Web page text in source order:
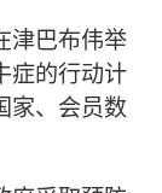
津巴布伟举
症的行动计
家、会员数